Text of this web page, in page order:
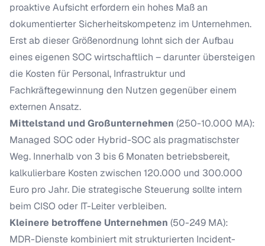
proaktive Aufsicht erfordern ein hohes Maß an
dokumentierter Sicherheitskompetenz im Unternehmen.
Erst ab dieser Größenordnung lohnt sich der Aufbau
eines eigenen SOC wirtschaftlich – darunter übersteigen
die Kosten für Personal, Infrastruktur und
Fachkräftegewinnung den Nutzen gegenüber einem
externen Ansatz.
Mittelstand und Großunternehmen (250-10.000 MA):
Managed SOC oder Hybrid-SOC als pragmatischster
Weg. Innerhalb von 3 bis 6 Monaten betriebsbereit,
kalkulierbare Kosten zwischen 120.000 und 300.000
Euro pro Jahr. Die strategische Steuerung sollte intern
beim CISO oder IT-Leiter verbleiben.
Kleinere betroffene Unternehmen (50-249 MA):
MDR-Dienste kombiniert mit strukturierten Incident-